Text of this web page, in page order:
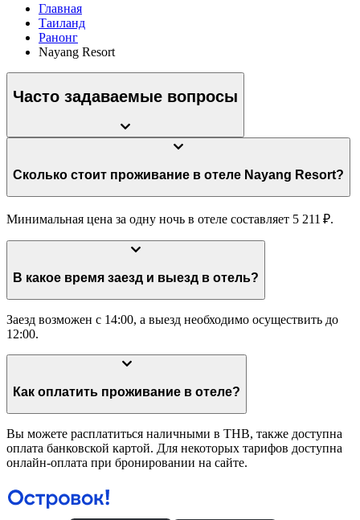
Главная
Таиланд
Ранонг
Nayang Resort
Часто задаваемые вопросы
Сколько стоит проживание в отеле Nayang Resort?
Минимальная цена за одну ночь в отеле составляет 5 211 ₽.
В какое время заезд и выезд в отель?
Заезд возможен с 14:00, а выезд необходимо осуществить до
12:00.
Как оплатить проживание в отеле?
Вы можете расплатиться наличными в THB, также доступна
оплата банковской картой. Для некоторых тарифов доступна
онлайн-оплата при бронировании на сайте.